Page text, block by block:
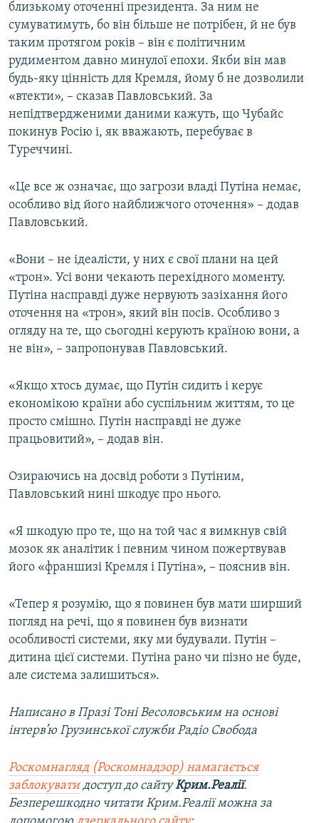
близькому оточенні президента. За ним не
сумуватимуть, бо він більше не потрібен, й не був
таким протягом років – він є політичним
рудиментом давно минулої епохи. Якби він мав
будь-яку цінність для Кремля, йому б не дозволили
«втекти», – сказав Павловський. За
непідтвердженими даними кажуть, що Чубайс
покинув Росію і, як вважають, перебуває в
Туреччині.
«Це все ж означає, що загрози владі Путіна немає,
особливо від його найближчого оточення» – додав
Павловський.
«Вони – не ідеалісти, у них є свої плани на цей
«трон». Усі вони чекають перехідного моменту.
Путіна насправді дуже нервують зазіхання його
оточення на «трон», який він посів. Особливо з
огляду на те, що сьогодні керують країною вони, а
не він», – запропонував Павловський.
«Якщо хтось думає, що Путін сидить і керує
економікою країни або суспільним життям, то це
просто смішно. Путін насправді не дуже
працьовитий», – додав він.
Озираючись на досвід роботи з Путіним,
Павловський нині шкодує про нього.
«Я шкодую про те, що на той час я вимкнув свій
мозок як аналітик і певним чином пожертвував
його «франшизі Кремля і Путіна», – пояснив він.
«Тепер я розумію, що я повинен був мати ширший
погляд на речі, що я повинен був визнати
особливості системи, яку ми будували. Путін –
дитина цієї системи. Путіна рано чи пізно не буде,
але система залишиться».
Написано в Празі Тоні Весоловським на основі
інтерв’ю Грузинської служби Радіо Свобода
Роскомнагляд (Роскомнадзор) намагається
заблокуватидоступ до сайтуКрим.Реалії.
Безперешкодно читати Крим.Реалії можна за